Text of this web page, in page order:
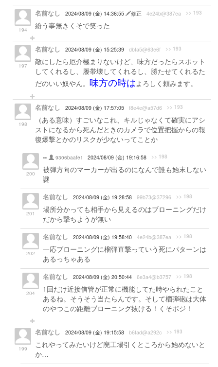
194
名前なし 2024/08/09 (金) 14:36:55 修正 4e24b@387ea >> 193
紛う事無きくそで笑った
197
名前なし 2024/08/09 (金) 15:25:39 dbfa5@63e6f >> 193
敵にしたら厄介極まりないけど、味方だったらスポット
してくれるし、履帯壊してくれるし、勝たせてくれるた
だのいい奴やん。 味方の時はよろしく頼みます。
198
名前なし 2024/08/09 (金) 17:57:05 f8e4e@a57d6 >> 193
（ある意味）すごいなこれ、キルじゃなくて確実にアシ
ストになるから死んだときのカメラで位置把握からの報
復爆撃とかのリスクが少ないってことか
200
-- 9306baafe1 2024/08/09 (金) 19:16:58 >> 198
被弾方向のマーカーが出るのになんで誰も始末しない
謎
201
名前なし 2024/08/09 (金) 19:28:58 99b73@37296 >> 198
場所分かっても相手から見えるのはブローニングだけ
だから撃ちようが無い
202
名前なし 2024/08/09 (金) 19:58:40 4e24b@387ea >> 198
一応ブローニングに榴弾直撃っていう死にパターンは
あるっちゃある
204
名前なし 2024/08/09 (金) 20:50:44 6e3a4@b3757 >> 198
1回だけ近接信管が正常に機能してた時やられたこと
あるね。そうそう当たらんです。そして榴弾砲は大体
のやつこの距離ブローニング抜ける！くそポジ！
199
名前なし 2024/08/09 (金) 19:15:58 b6fad@a292c >> 193
これやってみたいけど廃工場引くところから始めないと
か…